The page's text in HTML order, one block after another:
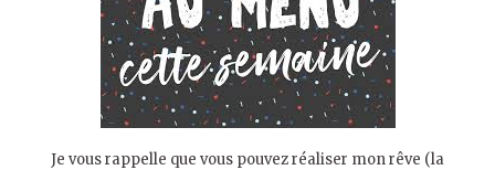
Je vous rappelle que vous pouvez réaliser mon rêve (la